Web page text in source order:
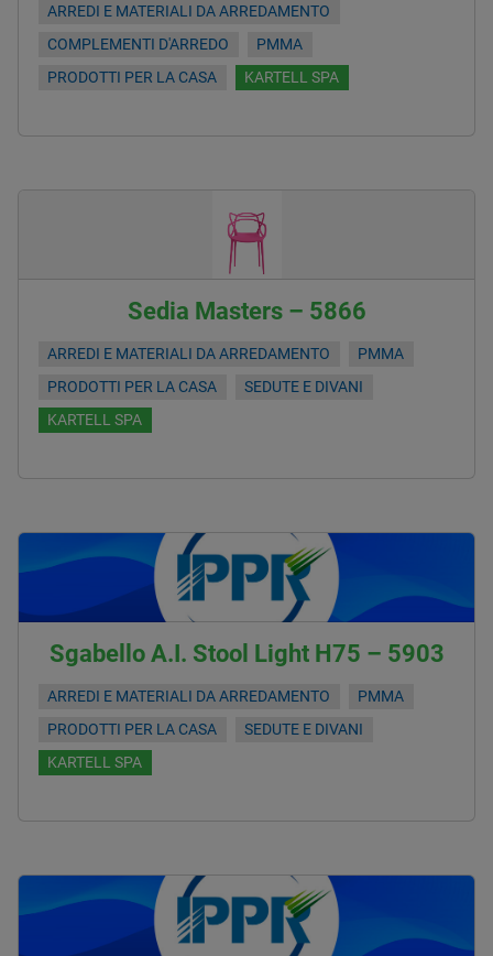
ARREDI E MATERIALI DA ARREDAMENTO
COMPLEMENTI D'ARREDO
PMMA
PRODOTTI PER LA CASA
KARTELL SPA
Sedia Masters – 5866
ARREDI E MATERIALI DA ARREDAMENTO
PMMA
PRODOTTI PER LA CASA
SEDUTE E DIVANI
KARTELL SPA
Sgabello A.I. Stool Light H75 – 5903
ARREDI E MATERIALI DA ARREDAMENTO
PMMA
PRODOTTI PER LA CASA
SEDUTE E DIVANI
KARTELL SPA